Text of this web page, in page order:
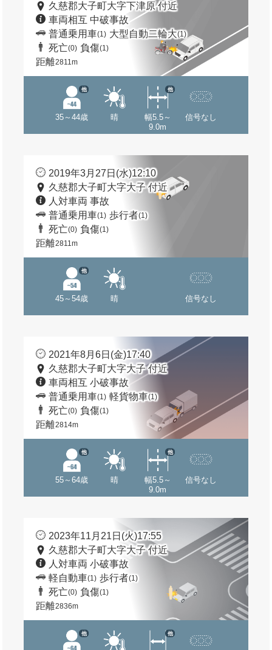
久慈郡大子町大字下津原 付近
車両相互 中破事故
普通乗用車(1) 大型自動二輪大(1)
死亡(0) 負傷(1)
距離2811m
35～44歳
他
晴
幅5.5～
9.0m
他
信号なし
2019年3月27日(水)12:10
久慈郡大子町大字大子 付近
人対車両 事故
普通乗用車(1) 歩行者(1)
死亡(0) 負傷(1)
距離2811m
45～54歳
他
晴 信号なし
2021年8月6日(金)17:40
久慈郡大子町大字大子 付近
車両相互 小破事故
普通乗用車(1) 軽貨物車(1)
死亡(0) 負傷(1)
距離2814m
55～64歳
他
晴
幅5.5～
9.0m
他
信号なし
2023年11月21日(火)17:55
久慈郡大子町大字大子 付近
人対車両 小破事故
軽自動車(1) 歩行者(1)
死亡(0) 負傷(1)
距離2836m
他 他